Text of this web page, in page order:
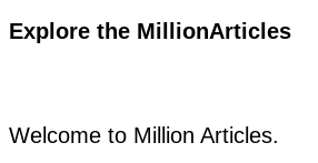
Explore the MillionArticles
Welcome to Million Articles.